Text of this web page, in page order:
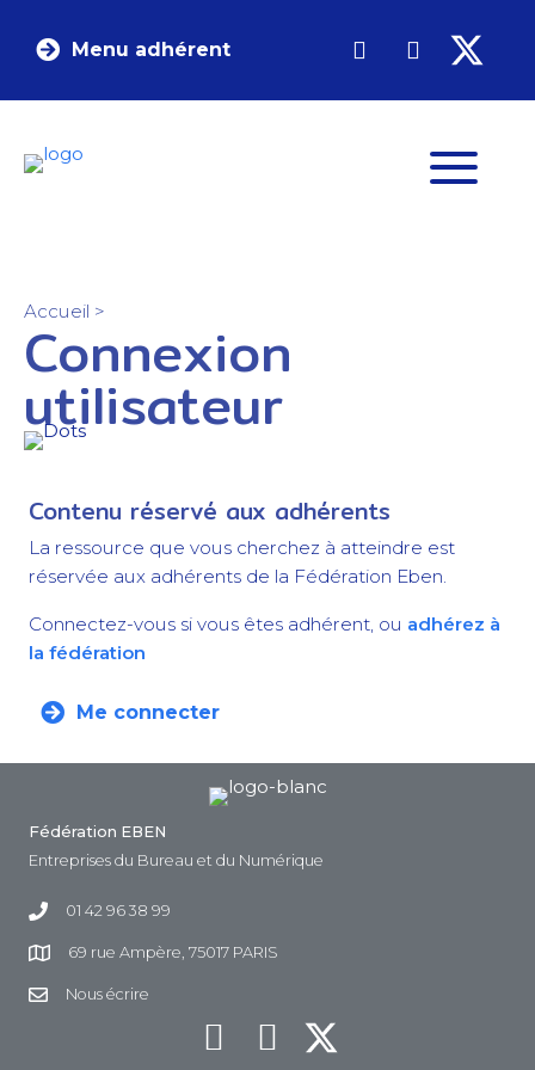
Menu adhérent
Accueil >
Connexion
utilisateur
Contenu réservé aux adhérents
La ressource que vous cherchez à atteindre est
réservée aux adhérents de la Fédération Eben.
Connectez-vous si vous êtes adhérent, ou adhérez à
la fédération
Me connecter
Fédération EBEN
Entreprises du Bureau et du Numérique
01 42 96 38 99
69 rue Ampère, 75017 PARIS
Nous écrire